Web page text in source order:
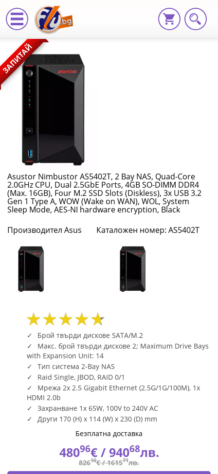
Asustor
Nimbustor
AS5402T,
NAS,
Quad-
Core
2.0GHz
CPU,
Dual
2.5GbE
4GB
SO-
DIMM
DDR4
(Max.
16GB),
Four
M.2
Slots
ЗАПИТАЙ
Asustor Nimbustor AS5402T, 2 Bay NAS, Quad-Core
2.0GHz CPU, Dual 2.5GbE Ports, 4GB SO-DIMM DDR4
(Max. 16GB), Four M.2 SSD Slots (Diskless), 3x USB 3.2
Gen 1 Type A, WOW (Wake on WAN), WOL, System
Sleep Mode, AES-NI hardware encryption, Black
Производител Asus
Каталожен номер: AS5402T
Брой твърди дискове SATA/M.2
Макс. брой твърди дискове 2; Maximum Drive Bays
with Expansion Unit: 14
Тип система 2-Bay NAS
Raid Single, JBOD, RAID 0/1
Мрежа 2x 2.5 Gigabit Ethernet (2.5G/1G/100M), 1x
HDMI 2.0b
Захранване 1x 65W, 100V to 240V AC
Други 170 (H) x 114 (W) x 230 (D) mm
Безплатна доставка
48096€ / 94068лв.
82610€ /161571лв.